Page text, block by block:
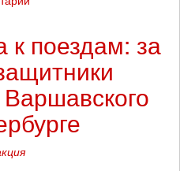
к поездам: за